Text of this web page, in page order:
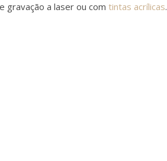
gravação a laser ou com tintas acrílicas.
roupa